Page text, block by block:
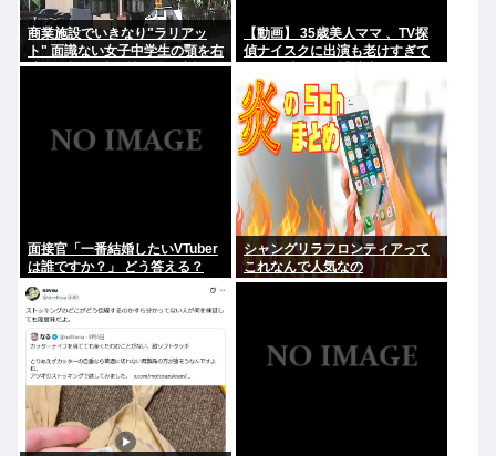
商業施設でいきなり"ラリアッ
ト" 面識ない女子中学生の顎を右
腕で殴打 22歳女性を暴行容疑で
【動画】 35歳美人ママ 、TV探
偵ナイスクに出演も老けすぎて
面接官「一番結婚したいVTuber
は誰ですか？」 どう答える？
シャングリラフロンティアって
これなんで人気なの